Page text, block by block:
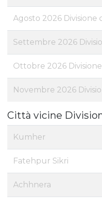
Agosto 2026 Divisione
Settembre 2026
Ottobre 2026
Novembre 2026
Città vicine
Kumher
Fatehpur Sikri
Achhnera